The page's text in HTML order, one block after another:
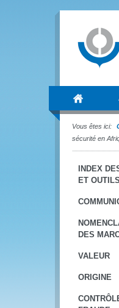
Vous êtes ici:
sécurité en
INDEX
ET OUTILS
DES
VALEUR
ORIGINE